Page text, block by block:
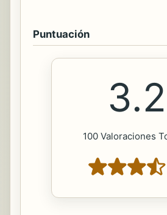
Puntuación
3.2
100 Valoraciones